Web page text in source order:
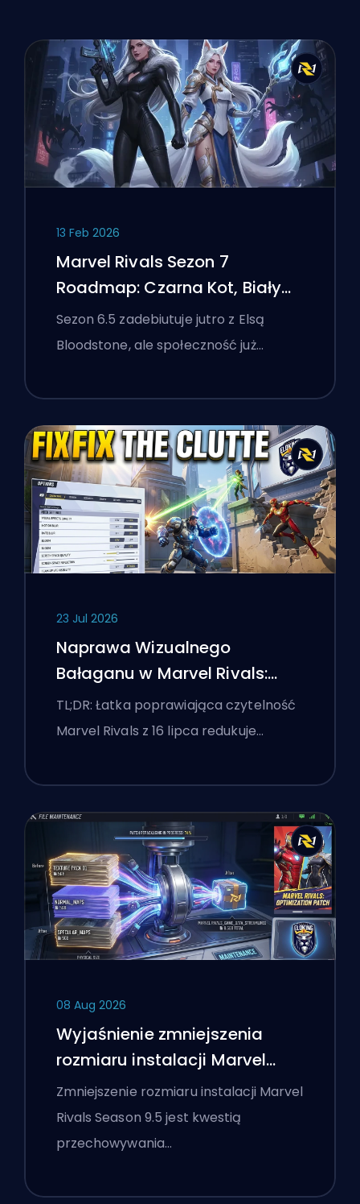
13 Feb 2026
Marvel Rivals Sezon 7
Roadmap: Czarna Kot, Biały
Lis i Wydarzenie Monsters
Take Manhattan
Sezon 6.5 zadebiutuje jutro z Elsą
Bloodstone, ale społeczność już…
23 Jul 2026
Naprawa Wizualnego
Bałaganu w Marvel Rivals:
Najlepsze Ustawienia
Konkurencyjne Po Łatce z 16
TL;DR: Łatka poprawiająca czytelność
Marvel Rivals z 16 lipca redukuje…
08 Aug 2026
Wyjaśnienie zmniejszenia
rozmiaru instalacji Marvel
Rivals Season 9.5
Zmniejszenie rozmiaru instalacji Marvel
Rivals Season 9.5 jest kwestią
przechowywania…